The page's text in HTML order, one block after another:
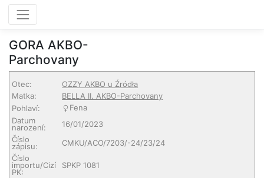
GORA AKBO-
Parchovany
Otec:
OZZY AKBO u Źródła
Matka:
BELLA II. AKBO-Parchovany
Pohlaví:
Fena
Datum
narození:
16/01/2023
Číslo
zápisu:
CMKU/ACO/7203/-24/23/24
Číslo
importu/Cizí
PK:
SPKP 1081